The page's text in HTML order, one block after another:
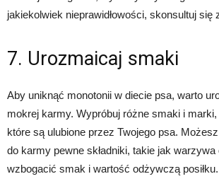
jakiekolwiek nieprawidłowości, skonsultuj się
7. Urozmaicaj smaki
Aby uniknąć monotonii w diecie psa, warto
mokrej karmy. Wypróbuj różne smaki i
które są ulubione przez Twojego psa.
do karmy pewne składniki, takie jak
wzbogacić smak i wartość odżywczą posiłku.